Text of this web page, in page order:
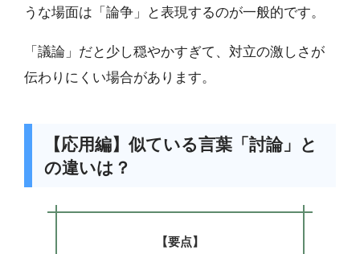
うな場面は「論争」と表現するのが一般的です。
「議論」だと少し穏やかすぎて、対立の激しさが
伝わりにくい場合があります。
【応用編】似ている言葉「討論」と
の違いは？
【要点】